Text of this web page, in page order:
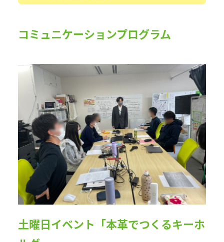
コミュニケーションプログラム
土曜日イベント「本革でつくるキーホ